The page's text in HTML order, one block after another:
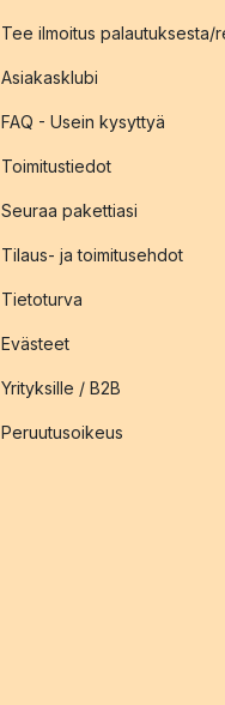
Tee ilmoitus palautuksesta/
Asiakasklubi
FAQ - Usein kysyttyä
Toimitustiedot
Seuraa pakettiasi
Tilaus- ja toimitusehdot
Tietoturva
Evästeet
Yrityksille / B2B
Peruutusoikeus